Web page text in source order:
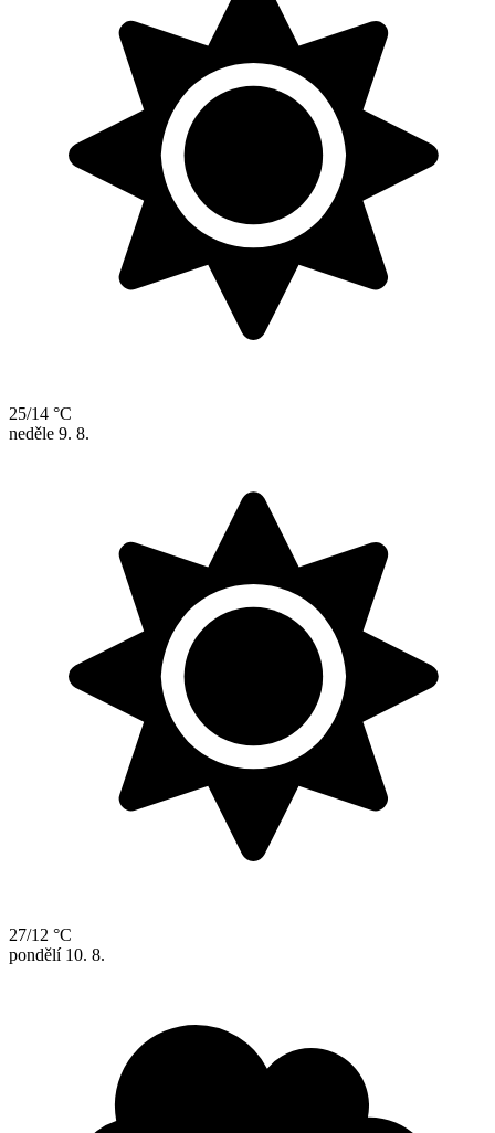
25/14 °C
neděle 9. 8.
27/12 °C
pondělí 10. 8.